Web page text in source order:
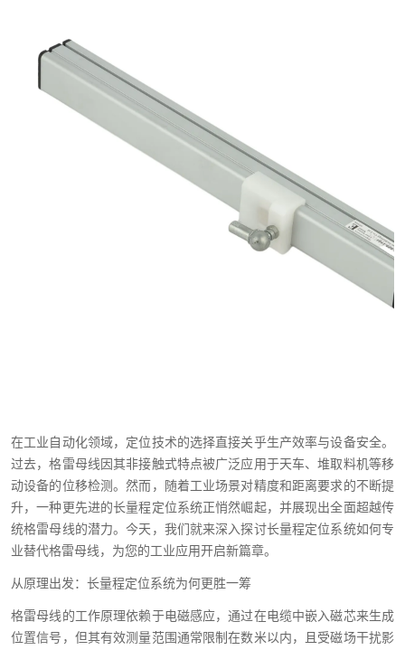
在工业自动化领域，定位技术的选择直接关乎生产效率与设备安全。
过去，格雷母线因其非接触式特点被广泛应用于天车、堆取料机等移
动设备的位移检测。然而，随着工业场景对精度和距离要求的不断提
升，一种更先进的长量程定位系统正悄然崛起，并展现出全面超越传
统格雷母线的潜力。今天，我们就来深入探讨长量程定位系统如何专
业替代格雷母线，为您的工业应用开启新篇章。
从原理出发：长量程定位系统为何更胜一筹
格雷母线的工作原理依赖于电磁感应，通过在电缆中嵌入磁芯来生成
位置信号，但其有效测量范围通常限制在数米以内，且受磁场干扰影